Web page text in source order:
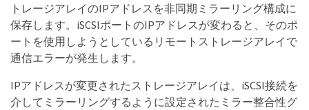
トレージアレイのIPアドレスを非同期ミラーリング構成に
保存します。iSCSIポートのIPアドレスが変わると、そのポ
ートを使用しようとしているリモートストレージアレイで
通信エラーが発生します。
IPアドレスが変更されたストレージアレイは、iSCSI接続を
介してミラーリングするように設定されたミラー整合性グ